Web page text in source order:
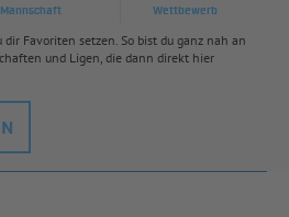
Mannschaft Wettbewerb
Favoriten setzen. So bist du ganz nah an
und Ligen, die dann direkt hier